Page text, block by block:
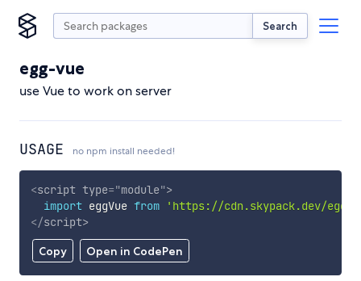
Search
egg-vue
use Vue to work on server
USAGE no npm install needed!
Copy Open in CodePen
<script type="module">
import eggVue from
'https://cdn.skypack.dev/egg-
</script>